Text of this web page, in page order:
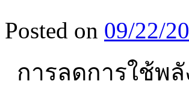
Posted on 09/22/
การลดการใช้พ